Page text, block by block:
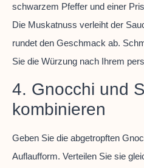
schwarzem Pfeffer und einer
Die Muskatnuss verleiht der
rundet den Geschmack ab.
Sie die Würzung nach Ihrem
4. Gnocchi und
kombinieren
Geben Sie die abgetropften
Auflaufform. Verteilen Sie sie